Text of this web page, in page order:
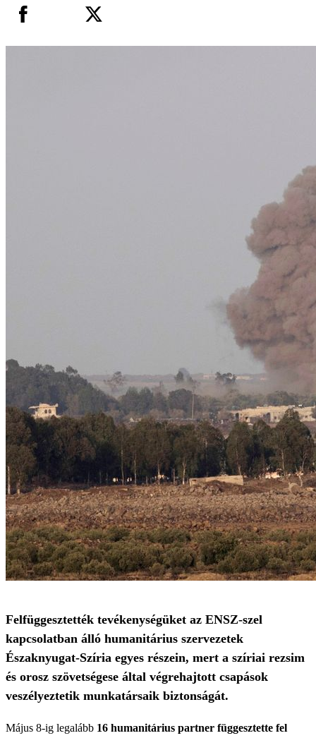
Felfüggesztették tevékenységüket az ENSZ-szel
kapcsolatban álló humanitárius szervezetek
Északnyugat-Szíria egyes részein, mert a szíriai rezsim
és orosz szövetségese által végrehajtott csapások
veszélyeztetik munkatársaik biztonságát.
Május 8-ig legalább 16 humanitárius partner függesztette fel